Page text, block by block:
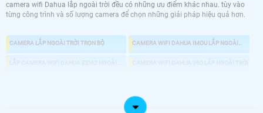
camera wifi Dahua lắp ngoài trời đều có những ưu điểm khác nhau. tùy vào
từng công trình và số lượng camera để chọn những giải pháp hiệu quả hơn.
CAMERA LẮP NGOÀI TRỜI TRỌN BỘ
CAMERA WIFI DAHUA IMOU LẮP NGOÀI